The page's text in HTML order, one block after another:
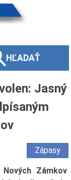
HĽADAŤ
Jasný
Zápasy
Zámkov